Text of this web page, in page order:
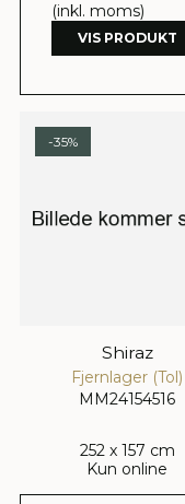
(inkl. moms)
VIS PRODUKT
-35%
Shiraz
Fjernlager (Tol)
MM24154516
252 x 157 cm
Kun online